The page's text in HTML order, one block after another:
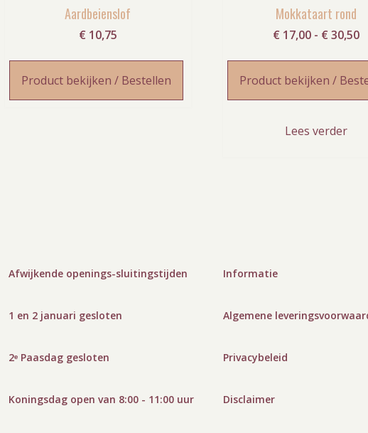
Aardbeienslof
€ 10,75
Product bekijken / Bestellen
Mokkataart rond
€ 17,00 - € 30,50
€
Product bekijken /
Lees verder
Afwijkende openings-sluitingstijden
1 en 2 januari gesloten
2ᵉ Paasdag gesloten
Koningsdag open van 8:00 - 11:00 uur
Informatie
Algemene
Privacybeleid
Disclaimer